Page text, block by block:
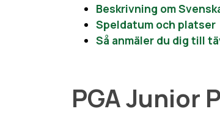
Beskrivning om
Speldatum och platser
Så anmäler du dig till
PGA Junior